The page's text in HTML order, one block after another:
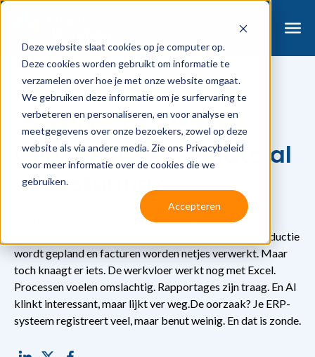
Deze website slaat cookies op je computer op.
Deze cookies worden gebruikt om informatie te
verzamelen over hoe je met onze website omgaat.
We gebruiken deze informatie om je surfervaring te
verbeteren en personaliseren, en voor analyse en
meetgegevens over onze bezoekers, zowel op deze
website als via andere media. Zie ons Privacybeleid
voor meer informatie over de cookies die we
gebruiken.
Accepteren
Blog Gebruik jij je ERP data al voor sturing?
July 2, 2025
Gebruik jij je ERP data al
voor sturing?
Veel productiebedrijven hebben hun ERP-systeem
inmiddels stevig staan. Orders worden ingevoerd, productie
wordt gepland en facturen worden netjes verwerkt. Maar
toch knaagt er iets. De werkvloer werkt nog met Excel.
Processen voelen omslachtig. Rapportages zijn traag. En AI
klinkt interessant, maar lijkt ver weg.De oorzaak? Je ERP-
systeem registreert veel, maar benut weinig. En dat is zonde.